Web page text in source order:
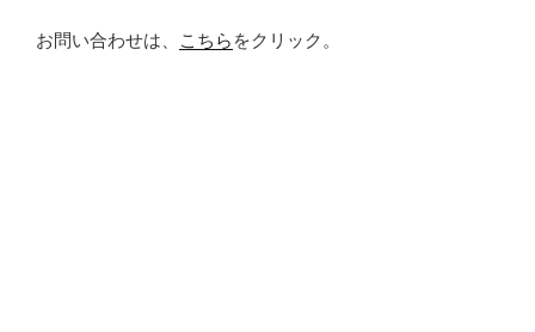
お問い合わせは、 こちら をクリック。